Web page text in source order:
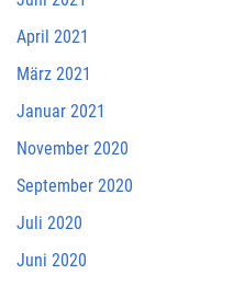
April 2021
März 2021
Januar 2021
November 2020
September 2020
Juli 2020
Juni 2020